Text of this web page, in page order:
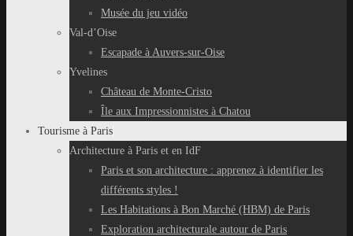
Musée du jeu vidéo
Val-d’Oise
Escapade à Auvers-sur-Oise
Yvelines
Château de Monte-Cristo
Île aux Impressionnistes à Chatou
Tourisme à Paris
Architecture à Paris et en IdF
Paris et son architecture : apprenez à identifier les
différents styles !
Les Habitations à Bon Marché (HBM) de Paris
Exploration architecturale autour de Paris